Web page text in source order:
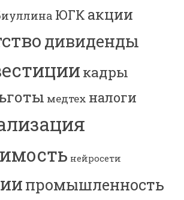
ЮГК акции
дивиденды
кадры
медтех налоги
нейросети
промышленность